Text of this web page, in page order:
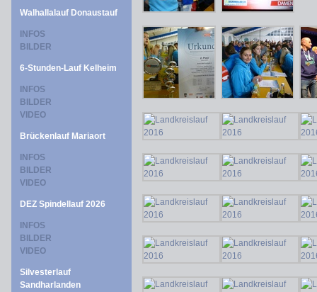
Walhallalauf Donaustauf
INFOS
BILDER
6-Stunden-Lauf Kelheim
INFOS
BILDER
VIDEO
Brückenlauf Mariaort
INFOS
BILDER
VIDEO
DEZ Spindellauf 2026
INFOS
BILDER
VIDEO
Silvesterlauf
Sandharlanden